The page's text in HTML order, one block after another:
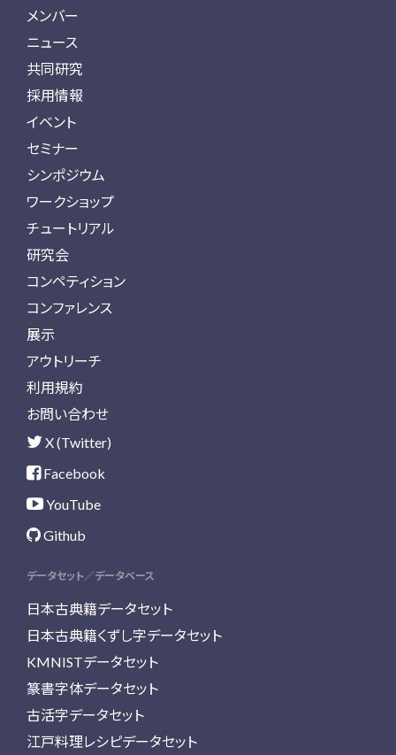
メンバー
ニュース
共同研究
採用情報
イベント
セミナー
シンポジウム
ワークショップ
チュートリアル
研究会
コンペティション
コンファレンス
展示
アウトリーチ
利用規約
お問い合わせ
X (Twitter)
Facebook
YouTube
Github
データセット／データベース
日本古典籍データセット
日本古典籍くずし字データセット
KMNISTデータセット
篆書字体データセット
古活字データセット
江戸料理レシピデータセット